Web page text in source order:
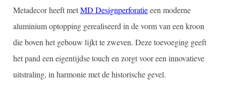
Metadecor heeft metMD Designperforatieeen moderne
aluminium optopping gerealiseerd in de vorm van een kroon
die boven het gebouw lijkt te zweven. Deze toevoeging geeft
het pand een eigentijdse touch en zorgt voor een innovatieve
uitstraling, in harmonie met de historische gevel.